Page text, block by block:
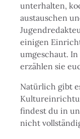
unterhalten,
austauschen
einigen
umgeschaut.
erzählen sie
Natürlich gibt
findest du in
nicht